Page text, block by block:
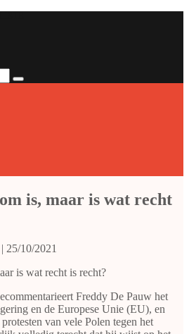
is, maar is wat recht
| 25/10/2021
Freddy De Pauw het
en de Europese Unie (EU), en
van vele Polen tegen het